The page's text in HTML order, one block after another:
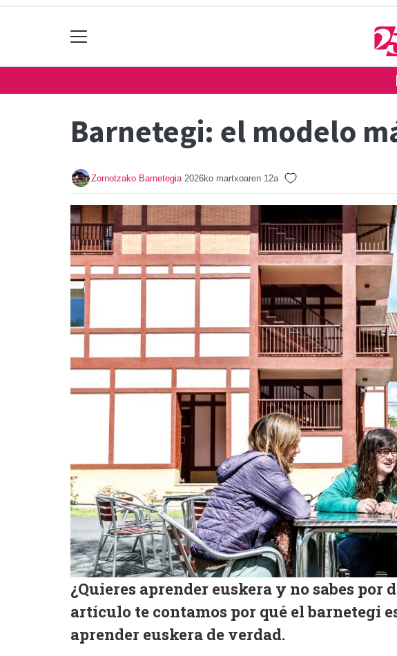
Barnetegi: el modelo
Zornotzako Barnetegia 2026ko martxoaren 12a
¿Quieres aprender euskera y no sabes por
artículo te contamos por qué elbarnetegi
aprender euskera de verdad.